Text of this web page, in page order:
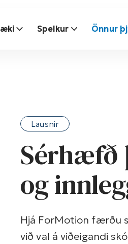
Spelkur Önnur
Lausnir
Sérhæfð
og
Hjá ForMotion færðu
við val á viðeigandi